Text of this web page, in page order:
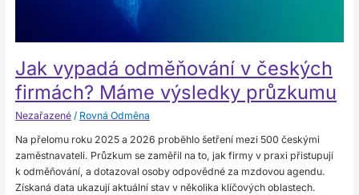
Jak vypadá odměňování v českých
firmách? Máme výsledky průzkumu
Nezařazené/ Rovná Odměna
Na přelomu roku 2025 a 2026 proběhlo šetření mezi 500 českými
zaměstnavateli. Průzkum se zaměřil na to, jak firmy v praxi přistupují
k odměňování, a dotazoval osoby odpovědné za mzdovou agendu.
Získaná data ukazují aktuální stav v několika klíčových oblastech.